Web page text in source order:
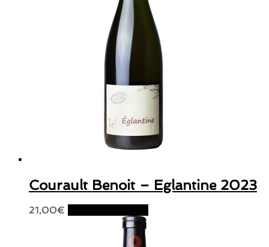
Courault Benoit – Eglantine 2023
21,00€